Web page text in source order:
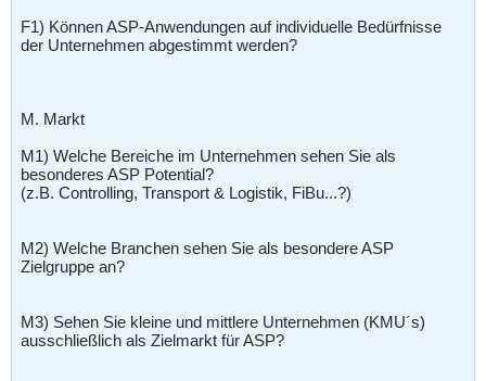
F1) Können ASP-Anwendungen auf individuelle Bedürfnisse
der Unternehmen abgestimmt werden?
M. Markt
M1) Welche Bereiche im Unternehmen sehen Sie als
besonderes ASP Potential?
(z.B. Controlling, Transport & Logistik, FiBu...?)
M2) Welche Branchen sehen Sie als besondere ASP
Zielgruppe an?
M3) Sehen Sie kleine und mittlere Unternehmen (KMU´s)
ausschließlich als Zielmarkt für ASP?